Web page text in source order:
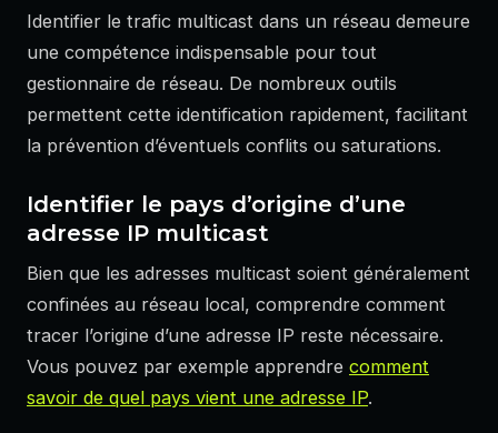
Identifier le trafic multicast dans un réseau demeure
une compétence indispensable pour tout
gestionnaire de réseau. De nombreux outils
permettent cette identification rapidement, facilitant
la prévention d’éventuels conflits ou saturations.
Identifier le pays d’origine d’une
adresse IP multicast
Bien que les adresses multicast soient généralement
confinées au réseau local, comprendre comment
tracer l’origine d’une adresse IP reste nécessaire.
Vous pouvez par exemple apprendre comment
savoir de quel pays vient une adresse IP.